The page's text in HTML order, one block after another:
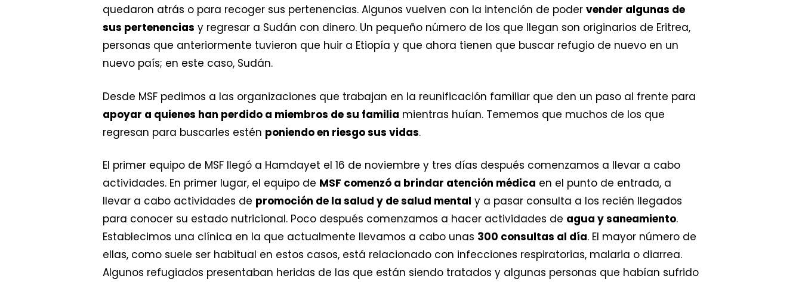
quedaron atrás o para recoger sus pertenencias. Algunos vuelven con la intención de poder vender algunas de
sus pertenencias y regresar a Sudán con dinero. Un pequeño número de los que llegan son originarios de Eritrea,
personas que anteriormente tuvieron que huir a Etiopía y que ahora tienen que buscar refugio de nuevo en un
nuevo país; en este caso, Sudán.
Desde MSF pedimos a las organizaciones que trabajan en la reunificación familiar que den un paso al frente para
apoyar a quienes han perdido a miembros de su familia mientras huían. Tememos que muchos de los que
regresan para buscarles estén poniendo en riesgo sus vidas.
El primer equipo de MSF llegó a Hamdayet el 16 de noviembre y tres días después comenzamos a llevar a cabo
actividades. En primer lugar, el equipo de MSF comenzó a brindar atención médica en el punto de entrada, a
llevar a cabo actividades de promoción de la salud y de salud mental y a pasar consulta a los recién llegados
para conocer su estado nutricional. Poco después comenzamos a hacer actividades de agua y saneamiento.
Establecimos una clínica en la que actualmente llevamos a cabo unas 300 consultas al día. El mayor número de
ellas, como suele ser habitual en estos casos, está relacionado con infecciones respiratorias, malaria o diarrea.
Algunos refugiados presentaban heridas de las que están siendo tratados y algunas personas que habían sufrido